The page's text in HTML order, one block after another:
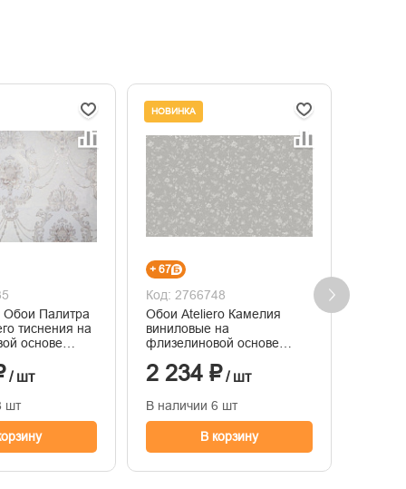
Обои Палитра
тиснения на
основе
/ шт
шт
НОВИНКА
+ 67
Код: 2766748
Обои Ateliero Камелия
виниловые на
флизелиновой основе
1,06м*10м
2 234 ₽/ шт
В наличии 6 шт
В корзину